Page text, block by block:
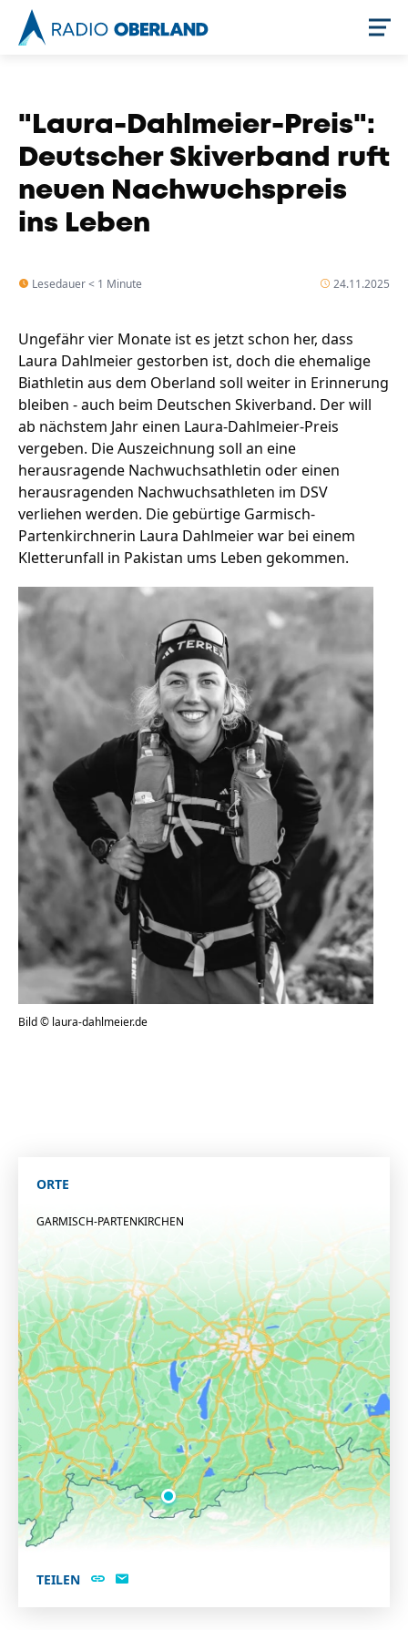
Stellenangebote
Unternehmen
Das geheime Geräusch
Wandern
Fotobox
Amphibienschutz
Team
Programm
Nachgehört
Podcast
Newsletter
Zeit fürs Oberland
"Laura-Dahlmeier-Preis":
Deutscher Skiverband ruft
neuen Nachwuchspreis
ins Leben
Lesedauer < 1 Minute 24.11.2025
Ungefähr vier Monate ist es jetzt schon her, dass
Laura Dahlmeier gestorben ist, doch die ehemalige
Biathletin aus dem Oberland soll weiter in Erinnerung
bleiben - auch beim Deutschen Skiverband. Der will
ab nächstem Jahr einen Laura-Dahlmeier-Preis
vergeben. Die Auszeichnung soll an eine
herausragende Nachwuchsathletin oder einen
herausragenden Nachwuchsathleten im DSV
verliehen werden. Die gebürtige Garmisch-
Partenkirchnerin Laura Dahlmeier war bei einem
Kletterunfall in Pakistan ums Leben gekommen.
Bild © laura-dahlmeier.de
ORTE
GARMISCH-PARTENKIRCHEN
TEILEN